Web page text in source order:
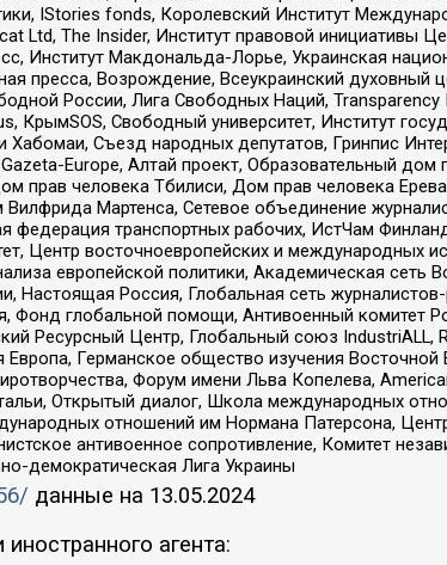
IStories fonds, Королевский Институт
Ltd, The Insider, Институт правовой инициативы
Институт Макдональда-Лорье, Украинская
пресса, Возрождение, Всеукраинский духовный
России, Лига Свободных Наций,
Свободный университет, Институт
Съезд народных депутатов, Гринпис
Europe, Алтай проект, Образовательный
прав человека Тбилиси, Дом прав человека
Мартенса, Сетевое объединение
федерация транспортных рабочих, ИстЧам
Центр восточноевропейских и
европейской политики, Академическая сеть
Россия, Глобальная сеть
глобальной помощи, Антивоенный комитет
Ресурсный Центр, Глобальный союз IndustriALL,
Германское общество изучения
Форум имени Льва Копелева,
Открытый диалог, Школа международных
отношений им Нормана Патерсона,
антивоенное сопротивление, Комитет
демократическая Лига Украины
данные на 13.05.2024
агента: